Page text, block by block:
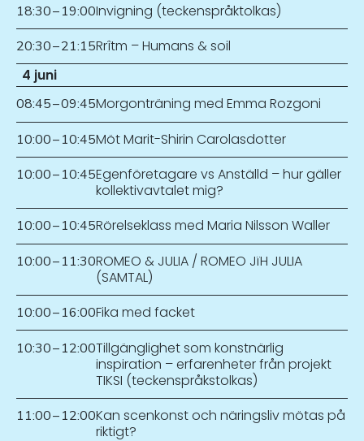
18:30–19:00Invigning (teckenspråktolkas)
20:30–21:15Rrîtm – Humans & soil
4 juni
08:45–09:45Morgonträning med Emma Rozgoni
10:00–10:45Möt Marit-Shirin Carolasdotter
10:00–10:45Egenföretagare vs Anställd – hur gäller
kollektivavtalet mig?
10:00–10:45Rörelseklass med Maria Nilsson Waller
10:00–11:30ROMEO & JULIA / ROMEO JïH JULIA
(SAMTAL)
10:00–16:00Fika med facket
10:30–12:00Tillgänglighet som konstnärlig
inspiration – erfarenheter från projekt
TIKSI (teckenspråkstolkas)
11:00–12:00Kan scenkonst och näringsliv mötas på
riktigt?